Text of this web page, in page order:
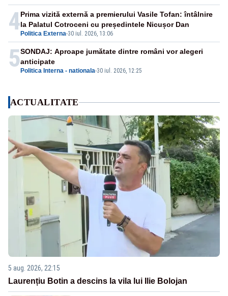
4 Politica Externa-30 iul. 2026, 13:06
Prima vizită externă a premierului Vasile Tofan: întâlnire
la Palatul Cotroceni cu președintele Nicușor Dan
5 Politica Interna - nationala-30 iul. 2026, 12:25
SONDAJ: Aproape jumătate dintre români vor alegeri
anticipate
ACTUALITATE
5 aug. 2026, 22:15
Laurențiu Botin a descins la vila lui Ilie Bolojan